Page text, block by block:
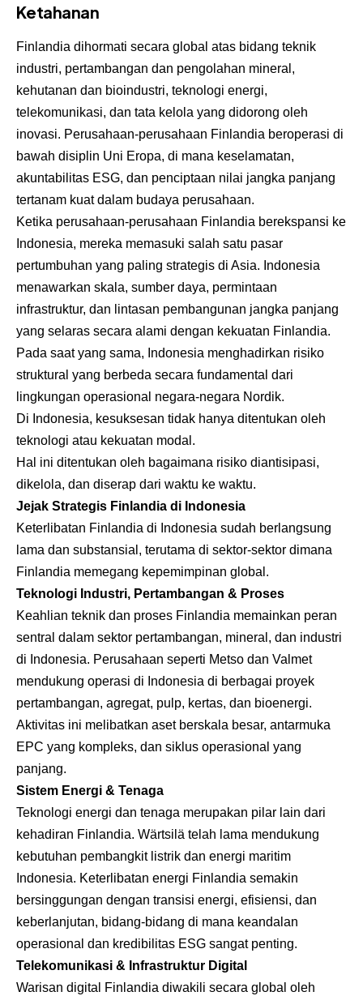
Ketahanan
Finlandia dihormati secara global atas bidang teknik
industri, pertambangan dan pengolahan mineral,
kehutanan dan bioindustri, teknologi energi,
telekomunikasi, dan tata kelola yang didorong oleh
inovasi. Perusahaan-perusahaan Finlandia beroperasi di
bawah disiplin Uni Eropa, di mana keselamatan,
akuntabilitas ESG, dan penciptaan nilai jangka panjang
tertanam kuat dalam budaya perusahaan.
Ketika perusahaan-perusahaan Finlandia berekspansi ke
Indonesia, mereka memasuki salah satu pasar
pertumbuhan yang paling strategis di Asia. Indonesia
menawarkan skala, sumber daya, permintaan
infrastruktur, dan lintasan pembangunan jangka panjang
yang selaras secara alami dengan kekuatan Finlandia.
Pada saat yang sama, Indonesia menghadirkan risiko
struktural yang berbeda secara fundamental dari
lingkungan operasional negara-negara Nordik.
Di Indonesia, kesuksesan tidak hanya ditentukan oleh
teknologi atau kekuatan modal.
Hal ini ditentukan oleh bagaimana risiko diantisipasi,
dikelola, dan diserap dari waktu ke waktu.
Jejak Strategis Finlandia di Indonesia
Keterlibatan Finlandia di Indonesia sudah berlangsung
lama dan substansial, terutama di sektor-sektor dimana
Finlandia memegang kepemimpinan global.
Teknologi Industri, Pertambangan & Proses
Keahlian teknik dan proses Finlandia memainkan peran
sentral dalam sektor pertambangan, mineral, dan industri
di Indonesia. Perusahaan seperti Metso dan Valmet
mendukung operasi di Indonesia di berbagai proyek
pertambangan, agregat, pulp, kertas, dan bioenergi.
Aktivitas ini melibatkan aset berskala besar, antarmuka
EPC yang kompleks, dan siklus operasional yang
panjang.
Sistem Energi & Tenaga
Teknologi energi dan tenaga merupakan pilar lain dari
kehadiran Finlandia. Wärtsilä telah lama mendukung
kebutuhan pembangkit listrik dan energi maritim
Indonesia. Keterlibatan energi Finlandia semakin
bersinggungan dengan transisi energi, efisiensi, dan
keberlanjutan, bidang-bidang di mana keandalan
operasional dan kredibilitas ESG sangat penting.
Telekomunikasi & Infrastruktur Digital
Warisan digital Finlandia diwakili secara global oleh